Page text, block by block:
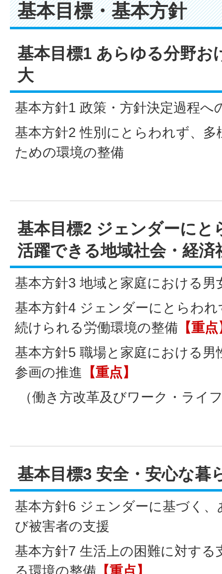
基本目標・基本方針
基本目標1 あらゆる分野お
大
基本方針1 政策・方針決定過程へ
基本方針2 性別にとらわれず、
ための環境の整備
基本目標2 ジェンダーにと
活躍できる地域社会・経済
基本方針3 地域と家庭における男
基本方針4 ジェンダーにとらわ
続けられる労働環境の整備 【重
基本方針5 職場と家庭における
参画の推進 【重点】
（働き方改革及びワーク・ライ
基本目標3 安全・安心な暮
基本方針6 ジェンダーに基づく
び被害者の支援
基本方針7 生活上の困難に対する
る環境の整備 【重点】